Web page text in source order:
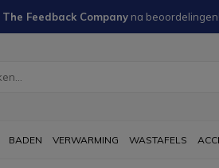
The Feedback Company na beoordelingen!
BADEN VERWARMING WASTAFELS